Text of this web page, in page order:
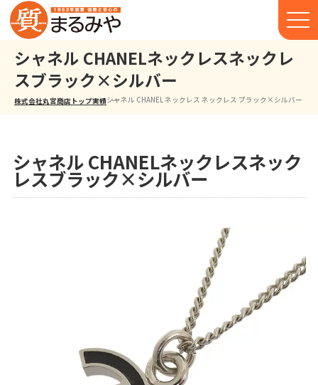
シャネル CHANELネックレスネックレ
スブラック×シルバー
株式会社丸宮商店トップ⁩実績シャネル CHANEL ネックレス ネックレス ブラック×シルバー
シャネル CHANELネックレスネック
レスブラック×シルバー